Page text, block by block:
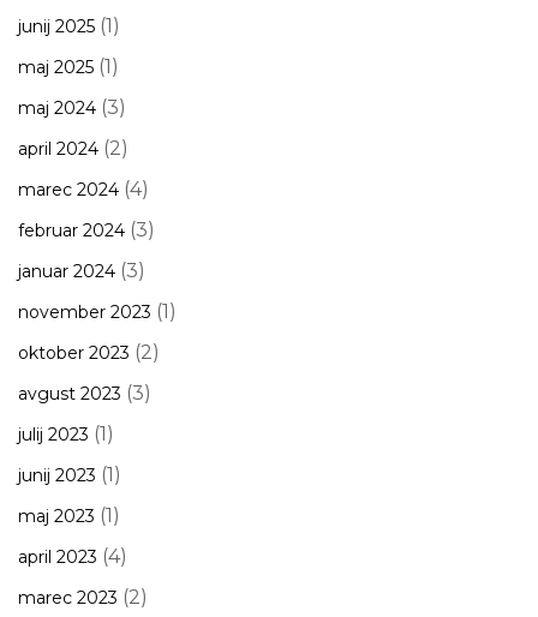
junij 2025 (1)
maj 2025 (1)
maj 2024 (3)
april 2024 (2)
marec 2024 (4)
februar 2024 (3)
januar 2024 (3)
november 2023 (1)
oktober 2023 (2)
avgust 2023 (3)
julij 2023 (1)
junij 2023 (1)
maj 2023 (1)
april 2023 (4)
marec 2023 (2)